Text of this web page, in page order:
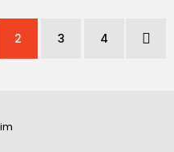
2 3 4